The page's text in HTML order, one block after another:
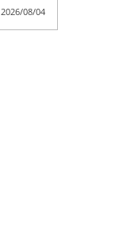
2026/08/04